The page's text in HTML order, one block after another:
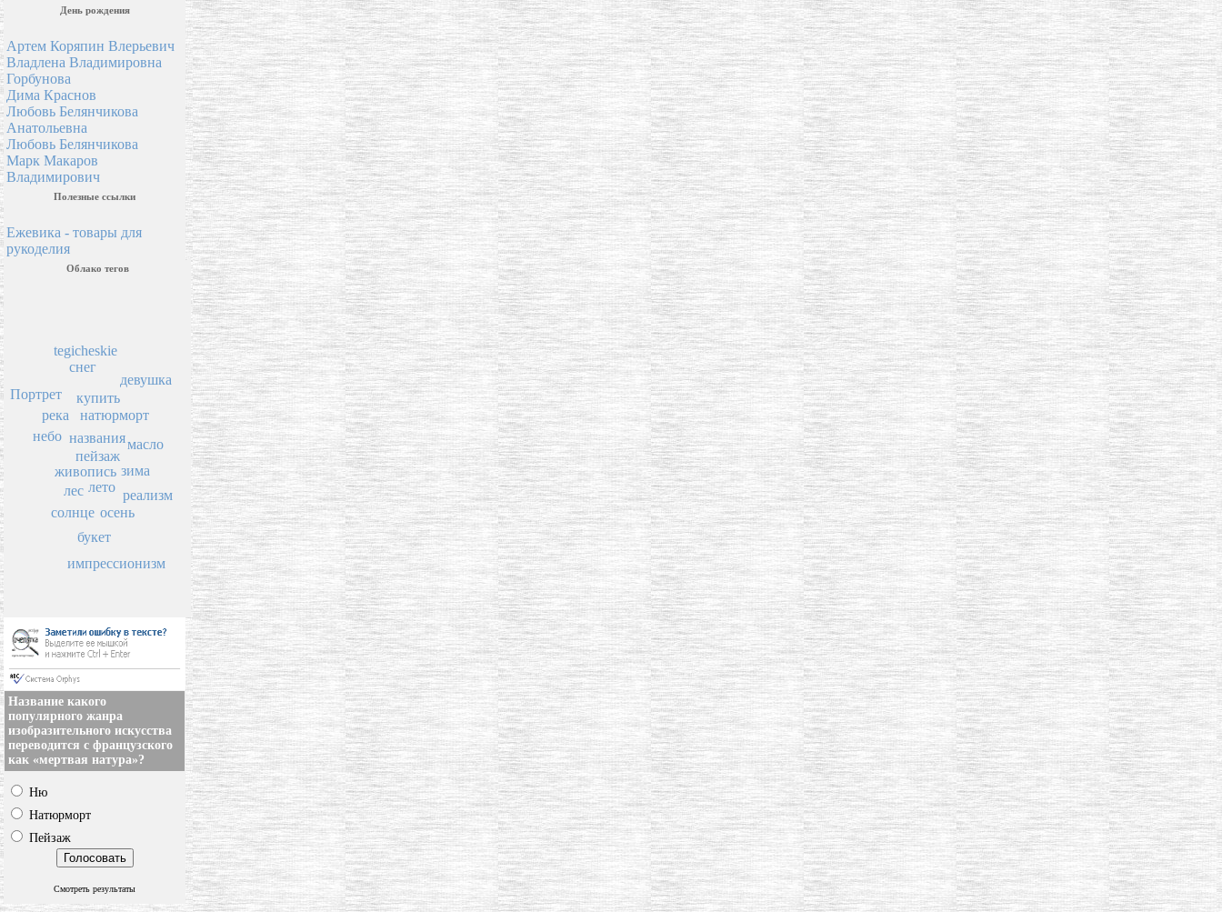
День рождения
Артем Коряпин Влерьевич
Владлена Владимировна
Горбунова
Дима Краснов
Любовь Белянчикова
Анатольевна
Любовь Белянчикова
Марк Макаров
Владимирович
Полезные ссылки
Ежевика - товары для
рукоделия
Облако тегов
пейзаж
названия
живопись
лето
натюрморт
купить
солнце
лес
зима
осень
букет
масло
река
снег
tegicheskie
реализм
небо
импрессионизм
Портрет
девушка
Название какого
популярного жанра
изобразительного искусства
переводится с французского
как «мертвая натура»?
Ню
Натюрморт
Пейзаж
Смотреть результаты